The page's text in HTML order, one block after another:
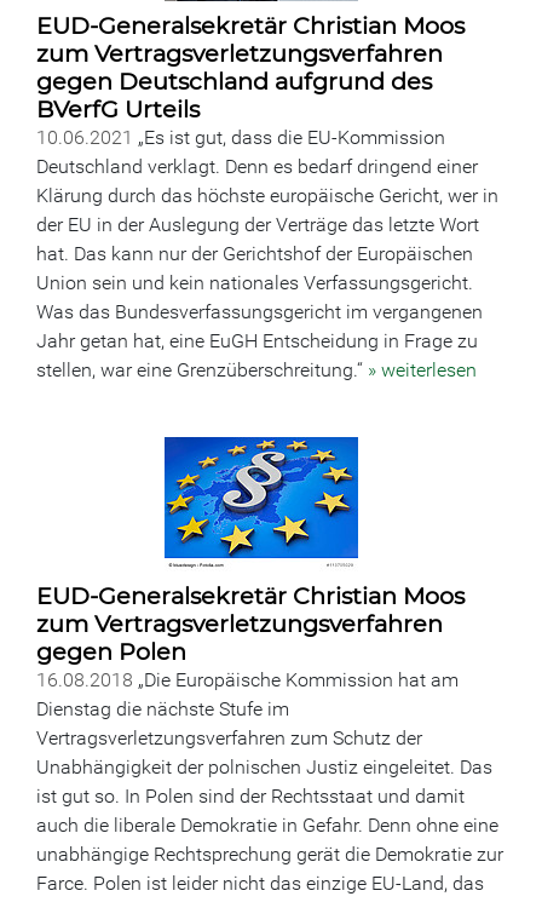
EUD-Generalsekretär Christian Moos
zum Vertragsverletzungsverfahren
gegen Deutschland aufgrund des
BVerfG Urteils
10.06.2021 „Es ist gut, dass die EU-Kommission
Deutschland verklagt. Denn es bedarf dringend einer
Klärung durch das höchste europäische Gericht, wer in
der EU in der Auslegung der Verträge das letzte Wort
hat. Das kann nur der Gerichtshof der Europäischen
Union sein und kein nationales Verfassungsgericht.
Was das Bundesverfassungsgericht im vergangenen
Jahr getan hat, eine EuGH Entscheidung in Frage zu
stellen, war eine Grenzüberschreitung.“ » weiterlesen
EUD-Generalsekretär Christian Moos
zum Vertragsverletzungsverfahren
gegen Polen
16.08.2018 „Die Europäische Kommission hat am
Dienstag die nächste Stufe im
Vertragsverletzungsverfahren zum Schutz der
Unabhängigkeit der polnischen Justiz eingeleitet. Das
ist gut so. In Polen sind der Rechtsstaat und damit
auch die liberale Demokratie in Gefahr. Denn ohne eine
unabhängige Rechtsprechung gerät die Demokratie zur
Farce. Polen ist leider nicht das einzige EU-Land, das